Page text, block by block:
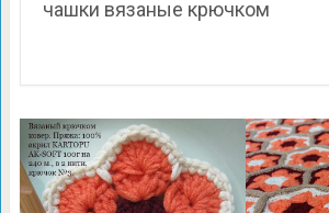
чашки вязаные крючком